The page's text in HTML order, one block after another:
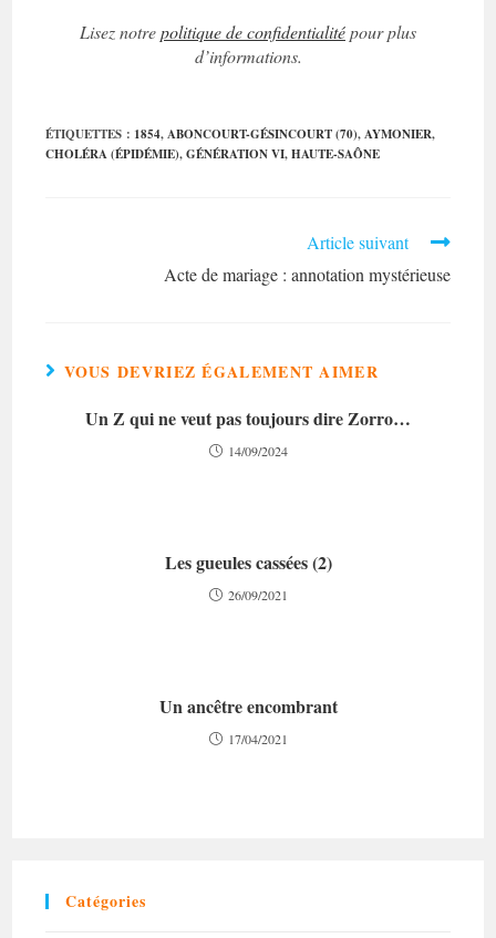
Lisez notrepolitique de confidentialitépour plus
d’informations.
ÉTIQUETTES : 1854, ABONCOURT-GÉSINCOURT (70), AYMONIER,
CHOLÉRA (ÉPIDÉMIE), GÉNÉRATION VI, HAUTE-SAÔNE
Article suivant
Acte de mariage : annotation mystérieuse
VOUS DEVRIEZ ÉGALEMENT AIMER
Un Z qui ne veut pas toujours dire Zorro…
14/09/2024
Les gueules cassées (2)
26/09/2021
Un ancêtre encombrant
17/04/2021
Catégories